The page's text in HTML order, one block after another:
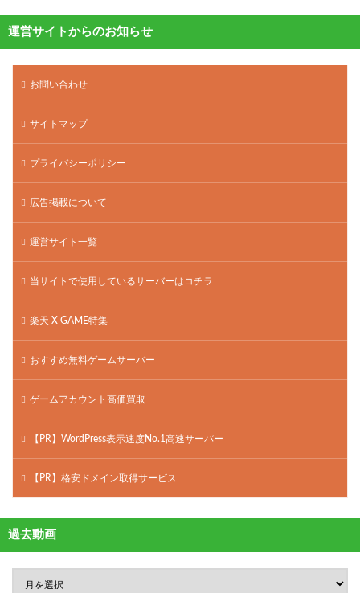
運営サイトからのお知らせ
お問い合わせ
サイトマップ
プライバシーポリシー
広告掲載について
運営サイト一覧
当サイトで使用しているサーバーはコチラ
楽天 X GAME特集
おすすめ無料ゲームサーバー
ゲームアカウント高価買取
【PR】WordPress表示速度No.1高速サーバー
【PR】格安ドメイン取得サービス
過去動画